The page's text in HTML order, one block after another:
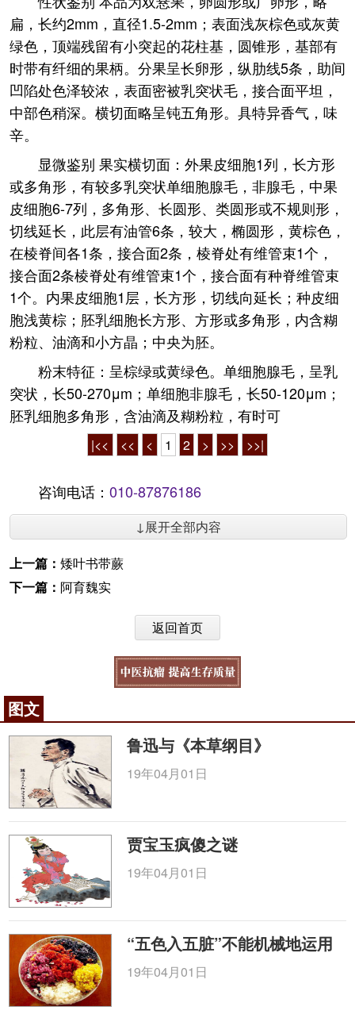
扁，长约2mm，直径1.5-2mm；表面浅灰棕色或灰黄
绿色，顶端残留有小突起的花柱基，圆锥形，基部有
时带有纤细的果柄。分果呈长卵形，纵肋线5条，助间
凹陷处色泽较浓，表面密被乳突状毛，接合面平坦，
中部色稍深。横切面略呈钝五角形。具特异香气，味
辛。
显微鉴别 果实横切面：外果皮细胞1列，长方形
或多角形，有较多乳突状单细胞腺毛，非腺毛，中果
皮细胞6-7列，多角形、长圆形、类圆形或不规则形，
切线延长，此层有油管6条，较大，椭圆形，黄棕色，
在棱脊间各1条，接合面2条，棱脊处有维管束1个，
接合面2条棱脊处有维管束1个，接合面有种脊维管束
1个。内果皮细胞1层，长方形，切线向延长；种皮细
胞浅黄棕；胚乳细胞长方形、方形或多角形，内含糊
粉粒、油滴和小方晶；中央为胚。
粉末特征：呈棕绿或黄绿色。单细胞腺毛，呈乳
突状，长50-270μm；单细胞非腺毛，长50-120μm；
胚乳细胞多角形，含油滴及糊粉粒，有时可
|<< << < 1 2 > >> >>|
咨询电话： 010-87876186
↓展开全部内容
上一篇： 矮叶书带蕨
下一篇： 阿育魏实
返回首页
图文
鲁迅与《本草纲目》
19年04月01日
贾宝玉疯傻之谜
19年04月01日
“五色入五脏”不能机械地运用
19年04月01日